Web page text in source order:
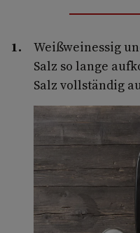
Weißweinessig
Salz so lange
Salz vollständig